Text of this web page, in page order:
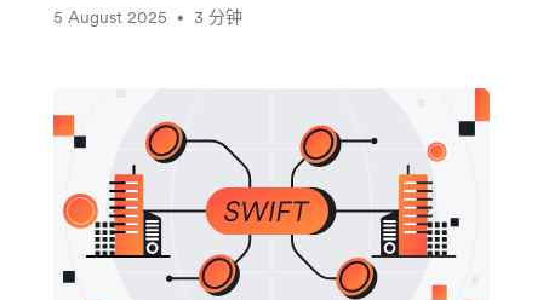
5 August 2025 • 3 分钟